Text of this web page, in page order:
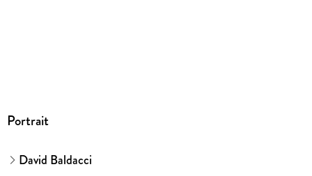
Portrait
David Baldacci